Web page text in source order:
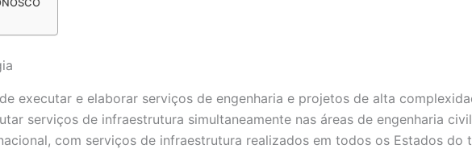
executar e elaborar serviços de engenharia e projetos de alta
serviços de infraestrutura simultaneamente nas áreas de engenharia
com serviços de infraestrutura realizados em todos os Estados